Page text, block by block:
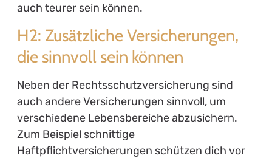
auch teurer sein können.
H2: Zusätzliche Versicherungen,
die sinnvoll sein können
Neben der Rechtsschutzversicherung sind
auch andere Versicherungen sinnvoll, um
verschiedene Lebensbereiche abzusichern.
Zum Beispiel schnittige
Haftpflichtversicherungen schützen dich vor